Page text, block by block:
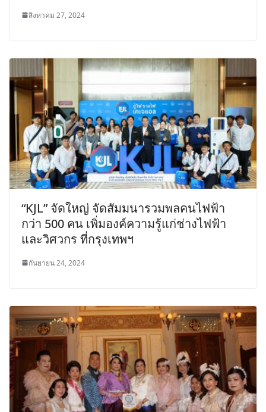
สิงหาคม 27, 2024
“KJL” จัดใหญ่ จัดสัมมนารวมพลคนไฟฟ้า
กว่า 500 คน เพิ่มองค์ความรู้แก่ช่างไฟฟ้า
และวิศวกร ที่กรุงเทพฯ
กันยายน 24, 2024